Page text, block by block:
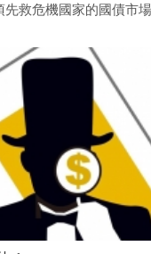
救危機國家的國債市